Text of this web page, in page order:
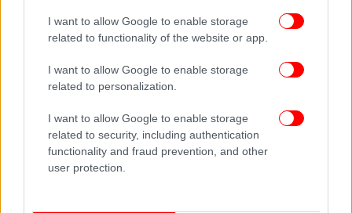
I want to allow Google to enable storage
related to functionality of the website or app.
I want to allow Google to enable storage
related to personalization.
I want to allow Google to enable storage
related to security, including authentication
functionality and fraud prevention, and other
user protection.
ΟΛΕΣ ΟΙ ΕΙΔΗΣΕΙΣ
Αγωγή διαζυγίου κατά του Μίνωα Μάτσα κατέθεσε η
Όλγα Κεφαλογιάννη -Τι αναφέρει
κακοποιούσε τον σύζυγό της -Είχε βίαιες εξάρσεις
μπροστά στο παιδί
Σύζυγος αστυνομικού της Βουλής: Με έκαιγε με
αναπτήρα, με γκαζάκια, με ανάγκαζε να ασελγώ στα